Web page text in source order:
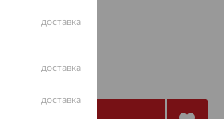
148 445
доставка
доставка
доставка